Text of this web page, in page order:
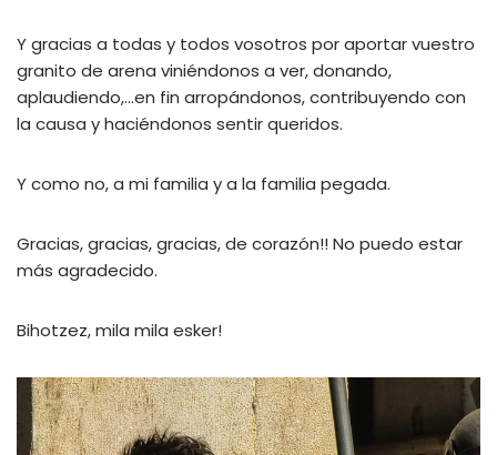
Y gracias a todas y todos vosotros por aportar vuestro
granito de arena viniéndonos a ver, donando,
aplaudiendo,…en fin arropándonos, contribuyendo con
la causa y haciéndonos sentir queridos.
Y como no, a mi familia y a la familia pegada.
Gracias, gracias, gracias, de corazón!! No puedo estar
más agradecido.
Bihotzez, mila mila esker!